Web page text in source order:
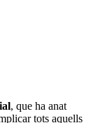
, que ha anat
tots aquells